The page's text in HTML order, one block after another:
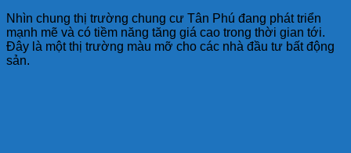
Nhìn chung thị trường chung cư Tân Phú đang phát triển
mạnh mẽ và có tiềm năng tăng giá cao trong thời gian tới.
Đây là một thị trường màu mỡ cho các nhà đầu tư bất động
sản.